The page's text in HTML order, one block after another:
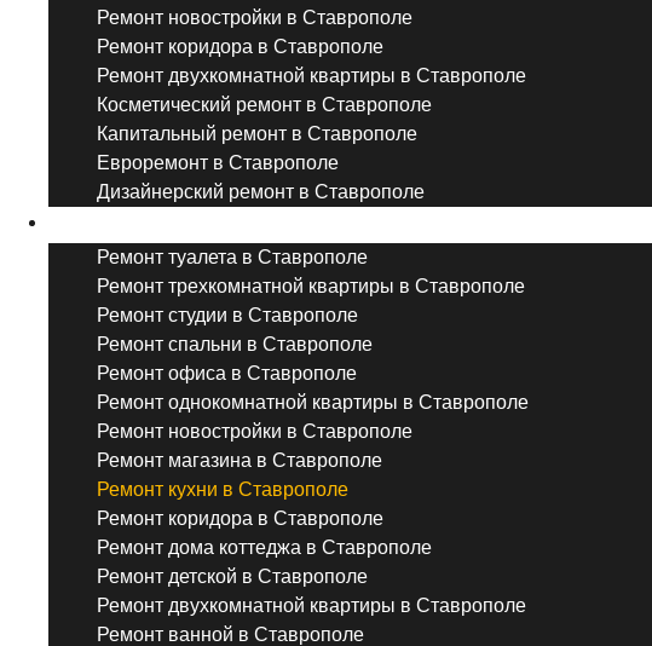
Ремонт новостройки в Ставрополе
Ремонт коридора в Ставрополе
Ремонт двухкомнатной квартиры в Ставрополе
Косметический ремонт в Ставрополе
Капитальный ремонт в Ставрополе
Евроремонт в Ставрополе
Дизайнерский ремонт в Ставрополе
Ремонт туалета в Ставрополе
Ремонт трехкомнатной квартиры в Ставрополе
Ремонт студии в Ставрополе
Ремонт спальни в Ставрополе
Ремонт офиса в Ставрополе
Ремонт однокомнатной квартиры в Ставрополе
Ремонт новостройки в Ставрополе
Ремонт магазина в Ставрополе
Ремонт кухни в Ставрополе
Ремонт коридора в Ставрополе
Ремонт дома коттеджа в Ставрополе
Ремонт детской в Ставрополе
Ремонт двухкомнатной квартиры в Ставрополе
Ремонт ванной в Ставрополе